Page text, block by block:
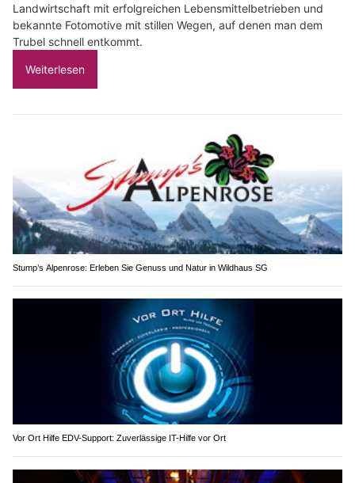
Landwirtschaft mit erfolgreichen Lebensmittelbetrieben und
bekannte Fotomotive mit stillen Wegen, auf denen man dem
Trubel schnell entkommt.
Weiterlesen
Stump’s Alpenrose: Erleben Sie Genuss und Natur in Wildhaus SG
Vor Ort Hilfe EDV-Support: Zuverlässige IT-Hilfe vor Ort